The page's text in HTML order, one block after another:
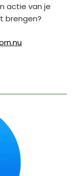
actie van je
brengen?